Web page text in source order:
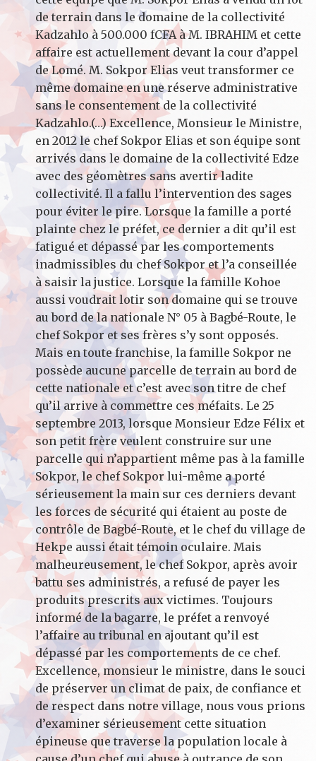
de terrain dans le domaine de la collectivité
Kadzahlo à 500.000 fCFA à M. IBRAHIM et cette
affaire est actuellement devant la cour d’appel
de Lomé. M. Sokpor Elias veut transformer ce
même domaine en une réserve administrative
sans le consentement de la collectivité
Kadzahlo.(…) Excellence, Monsieur le Ministre,
en 2012 le chef Sokpor Elias et son équipe sont
arrivés dans le domaine de la collectivité Edze
avec des géomètres sans avertir ladite
collectivité. Il a fallu l’intervention des sages
pour éviter le pire. Lorsque la famille a porté
plainte chez le préfet, ce dernier a dit qu’il est
fatigué et dépassé par les comportements
inadmissibles du chef Sokpor et l’a conseillée
à saisir la justice. Lorsque la famille Kohoe
aussi voudrait lotir son domaine qui se trouve
au bord de la nationale N° 05 à Bagbé-Route, le
chef Sokpor et ses frères s’y sont opposés.
Mais en toute franchise, la famille Sokpor ne
possède aucune parcelle de terrain au bord de
cette nationale et c’est avec son titre de chef
qu’il arrive à commettre ces méfaits. Le 25
septembre 2013, lorsque Monsieur Edze Félix et
son petit frère veulent construire sur une
parcelle qui n’appartient même pas à la famille
Sokpor, le chef Sokpor lui-même a porté
sérieusement la main sur ces derniers devant
les forces de sécurité qui étaient au poste de
contrôle de Bagbé-Route, et le chef du village de
Hekpe aussi était témoin oculaire. Mais
malheureusement, le chef Sokpor, après avoir
battu ses administrés, a refusé de payer les
produits prescrits aux victimes. Toujours
informé de la bagarre, le préfet a renvoyé
l’affaire au tribunal en ajoutant qu’il est
dépassé par les comportements de ce chef.
Excellence, monsieur le ministre, dans le souci
de préserver un climat de paix, de confiance et
de respect dans notre village, nous vous prions
d’examiner sérieusement cette situation
épineuse que traverse la population locale à